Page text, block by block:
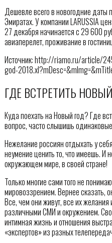
Дешевле всего в новогодние даты
Эмиратах. У компании LARUSSIA
27 декабря начинается с 29 600
авиаперелет, проживание в
Источник: http://riamo.ru/article/
god-
ГДЕ ВСТРЕТИТЬ
Куда поехать на Новый год? Где
вопрос, часто слышишь
Нежелание россиян отдыхать у
неумение ценить то, что имеешь. И
окружающем мире, в своей стране!
Только многие сами того не
мировоззрением. Вернее сказать,
Все, чем они живут, все их
различными СМИ и окружением.
интимная жизнь и отношения
«экспертов» из разных